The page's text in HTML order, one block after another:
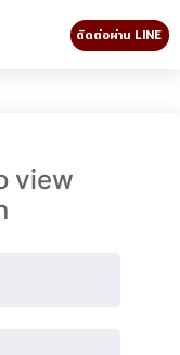
ติดต่อผ่าน LINE
view